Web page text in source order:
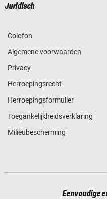
Juridisch
Colofon
Algemene voorwaarden
Privacy
Herroepingsrecht
Herroepingsformulier
Toegankelijkheidsverklaring
Milieubescherming
Eenvoudige